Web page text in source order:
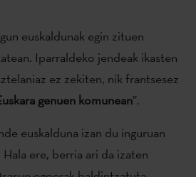
euskaldunak egin zituen
Iparraldeko jendeak ikasten
ez zekiten, nik frantsesez
genuen komunean”.
euskalduna izan du inguruan
ere, berria ari da izaten